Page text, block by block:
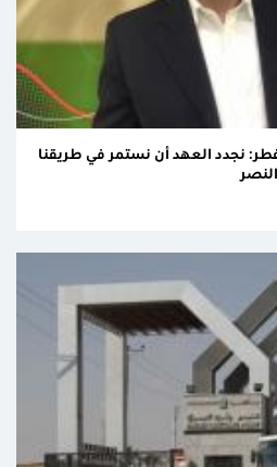
نجدد العهد أن نستمر في طريقنا